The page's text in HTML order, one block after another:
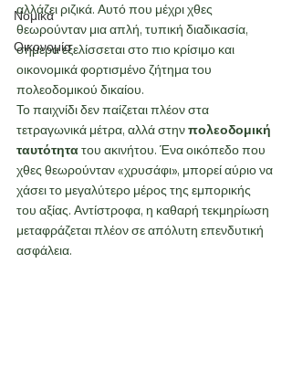
Νομικά
Οικονομία
αλλάζει ριζικά. Αυτό που μέχρι χθες
θεωρούνταν μια απλή, τυπική διαδικασία,
σήμερα εξελίσσεται στο πιο κρίσιμο και
οικονομικά φορτισμένο ζήτημα του
πολεοδομικού δικαίου.
Το παιχνίδι δεν παίζεται πλέον στα
τετραγωνικά μέτρα, αλλά στην πολεοδομική
ταυτότητα του ακινήτου. Ένα οικόπεδο που
χθες θεωρούνταν «χρυσάφι», μπορεί αύριο να
χάσει το μεγαλύτερο μέρος της εμπορικής
του αξίας. Αντίστροφα, η καθαρή τεκμηρίωση
μεταφράζεται πλέον σε απόλυτη επενδυτική
ασφάλεια.